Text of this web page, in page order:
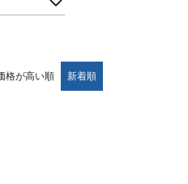
格が高い順 新着順